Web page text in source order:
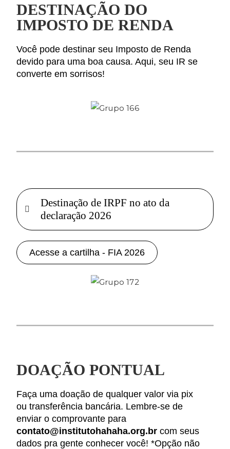
DESTINAÇÃO DO
IMPOSTO DE RENDA
Você pode destinar seu Imposto de Renda
devido para uma boa causa.Aqui, seu IR se
converte em sorrisos!
Destinação de IRPF no ato da
declaração 2026
Acesse a cartilha - FIA 2026
DOAÇÃO PONTUAL
Faça uma doação de qualquer valor via pix
ou transferência bancária. Lembre-se de
enviar o comprovante para
contato@institutohahaha.org.br com seus
dados pra gente conhecer você! *Opção não